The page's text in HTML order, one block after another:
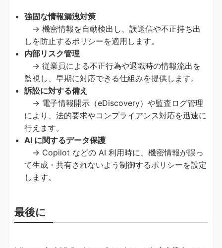
強固な情報漏洩対策
→ 機密情報を自動検出し、誤送信や不正持ち出
しを防止するポリシーを適用します。
内部リスク管理
→ 従業員による不正行為や退職時の情報流出を
監視し、早期に対応できる仕組みを提供します。
訴訟に対する備え
→ 電子情報開示（eDiscovery）や監査ログ管理
により、法的要求やコンプライアンス対応を迅速に
行えます。
AI に関するデータ保護
→ Copilot などの AI 利用時に、機密情報が誤っ
て生成・共有されないよう制御するポリシーを設定
します。
最後に